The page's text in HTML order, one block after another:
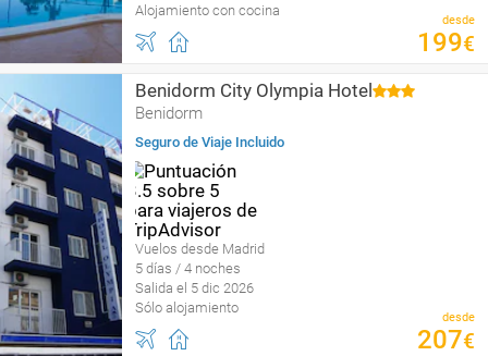
Alojamiento con cocina
desde
199€
Benidorm City Olympia Hotel
Benidorm
Seguro de Viaje Incluido
Vuelos desde Madrid
5 días / 4 noches
Salida el 5 dic 2026
Sólo alojamiento
desde
207€